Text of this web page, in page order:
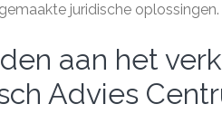
juridische oplossingen.
aan het
Advies